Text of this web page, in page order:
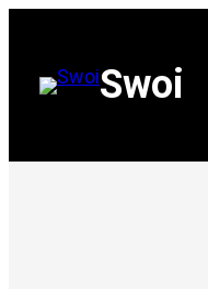
treści
Swoi